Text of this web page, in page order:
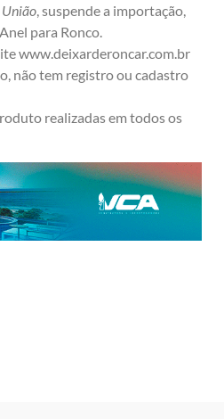
, suspende a importação,
para Ronco.
www.deixarderoncar.com.br
não tem registro ou cadastro
realizadas em todos os